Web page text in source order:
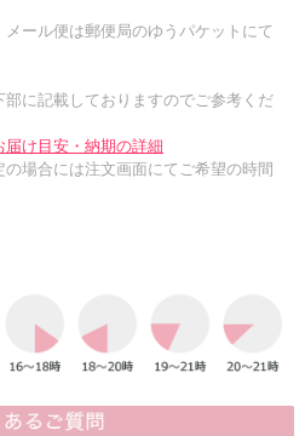
ール便は郵便局のゆうパケットにて
に記載しておりますのでご参考くだ
け目安・納期の詳細
場合には注文画面にてご希望の時間